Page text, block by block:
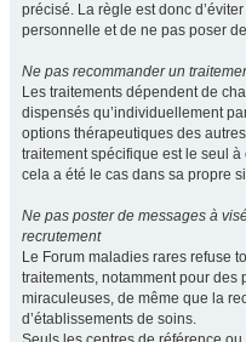
précisé. La règle est donc
personnelle et de ne pas poser
Ne pas recommander un
Les traitements dépendent de
dispensés qu’individuellement
options thérapeutiques des
traitement spécifique est le seul
cela a été le cas dans sa propre
Ne pas poster de messages à
recrutement
Le Forum maladies rares refuse
traitements, notamment pour des
miraculeuses, de même que la
d’établissements de soins.